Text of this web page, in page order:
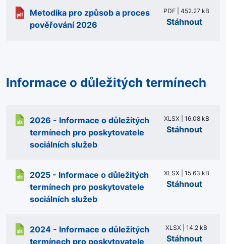
Metodika pro způsob a proces
pověřování 2026
PDF | 452.27 kB
Stáhnout
Informace o důležitých termínech
2026 - Informace o důležitých
termínech pro poskytovatele
sociálních služeb
XLSX | 16.08 kB
Stáhnout
2025 - Informace o důležitých
termínech pro poskytovatele
sociálních služeb
XLSX | 15.63 kB
Stáhnout
2024 - Informace o důležitých
termínech pro poskytovatele
XLSX | 14.2 kB
Stáhnout